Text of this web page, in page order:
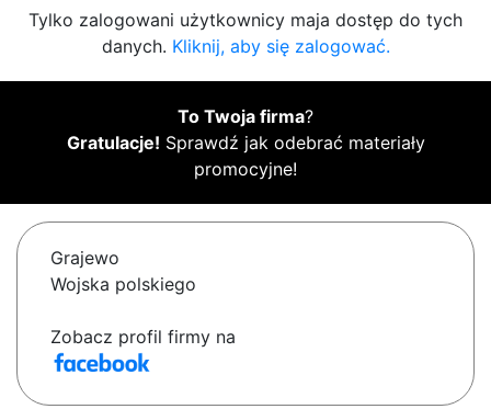
Tylko zalogowani użytkownicy maja dostęp do tych
danych. Kliknij, aby się zalogować.
To Twoja firma?
Gratulacje! Sprawdź jak odebrać materiały
promocyjne!
Grajewo
Wojska polskiego
Zobacz profil firmy na